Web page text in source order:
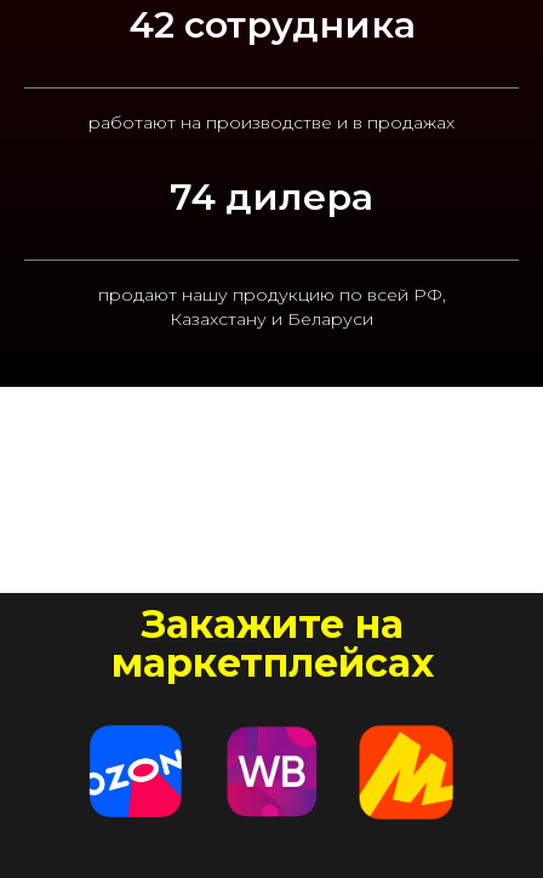
42 сотрудника
работают на производстве и в продажах
74 дилера
продают нашу продукцию по всей РФ,
Казахстану и Беларуси
Закажите на
маркетплейсах